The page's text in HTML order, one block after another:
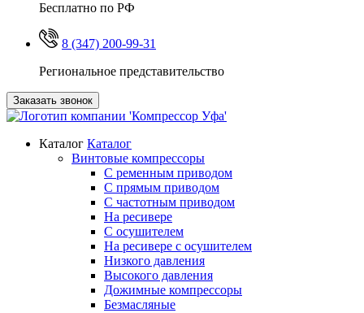
Бесплатно по РФ
8 (347) 200-99-31
Региональное представительство
Заказать звонок
Каталог Каталог
Винтовые компрессоры
С ременным приводом
С прямым приводом
С частотным приводом
На ресивере
С осушителем
На ресивере с осушителем
Низкого давления
Высокого давления
Дожимные компрессоры
Безмасляные